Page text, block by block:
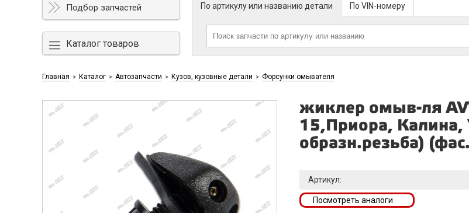
Подбор запчастей
Каталог товаров
По артикулу или названию детали По VIN-номеру
Главная > Каталог > Автозапчасти > Кузов, кузовные детали > Форсунки омывателя
жиклер омыв-ля
15,Приора, Калина,
образн.резьба)
Артикул:
Посмотреть аналоги